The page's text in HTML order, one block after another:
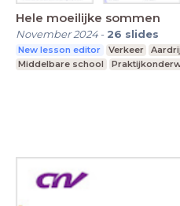
Hele moeilijke sommen
November 2024- 26 slides
New lesson editor Verkeer
Middelbare school